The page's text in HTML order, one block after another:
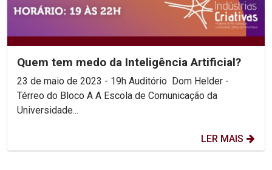
Quem tem medo da Inteligência Artificial?
23 de maio de 2023 - 19h Auditório Dom Helder -
Térreo do Bloco A A Escola de Comunicação da
Universidade...
LER MAIS